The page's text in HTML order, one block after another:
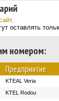
.
оставлять
номером:
Предприятие
KTEAL Veria
ΚΤΕL Rodou